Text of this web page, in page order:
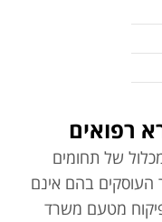
רפואים
של תחומים
העוסקים בהם אינם
מטעם משרד